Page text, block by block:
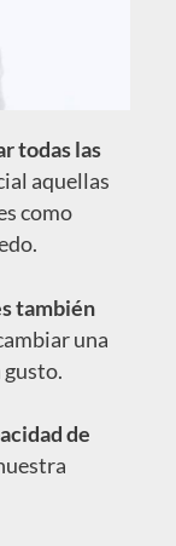
todas las
aquellas
como
también
una
de